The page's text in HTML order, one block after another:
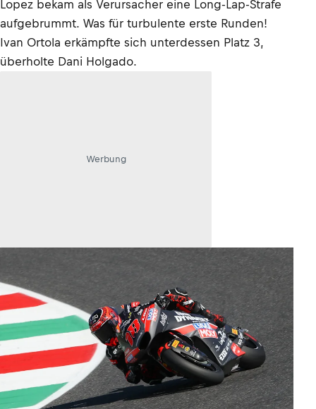
Lopez bekam als Verursacher eine Long-Lap-Strafe
aufgebrummt. Was für turbulente erste Runden!
Ivan Ortola erkämpfte sich unterdessen Platz 3,
überholte Dani Holgado.
Werbung